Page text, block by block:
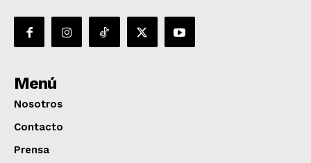
Menú
Nosotros
Contacto
Prensa